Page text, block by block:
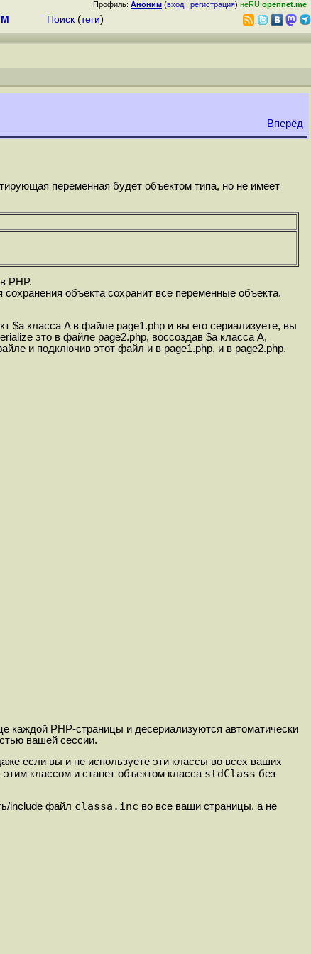
Профиль: Аноним (вход | регистрация) неRU opennet.me
Поиск (теги)
Вперёд
переменная будет объектом типа, но не имеет
PHP.
объекта сохранит все переменные объекта.
$a класса A в файле page1.php и вы его сериализуете, вы
это в файле page2.php, воссоздав $a класса A,
и подключив этот файл и в page1.php, и в page2.php.
каждой PHP-страницы и десериализуются автоматически
вашей сессии.
если вы и не используете эти классы во всех ваших
классом и станет объектом класса stdClass без
include файл classa.inc во все ваши страницы, а не